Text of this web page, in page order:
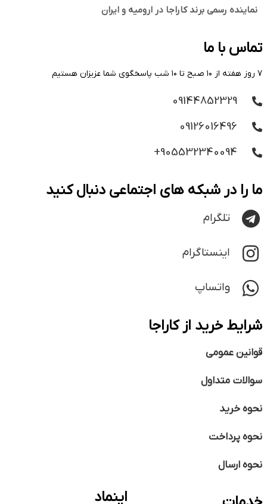
نماینده رسمی برند کاراجا در ارومیه و ایران
تماس با ما
۷ روز هفته از ۱۰ صبح تا ۱۰ شب پاسخگوی شما عزیزان هستیم
09144852329
09126016496
905532340094+
ما را در شبکه های اجتماعی دنبال کنید
تلگرام
اینستاگرام
واتساپ
شرایط خرید از کاراجا
قوانین عمومی
سوالات متداول
نحوه خرید
نحوه پرداخت
نحوه ارسال
اینماد